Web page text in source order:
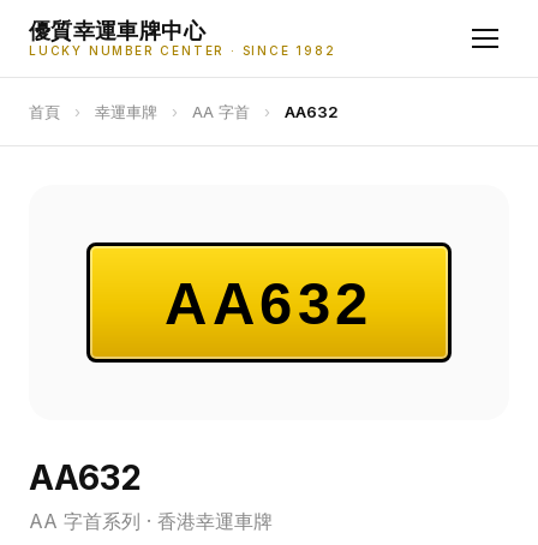
優質幸運車牌中心
LUCKY NUMBER CENTER · SINCE 1982
首頁 › 幸運車牌 › AA 字首 › AA632
AA632
AA632
AA 字首系列 · 香港幸運車牌